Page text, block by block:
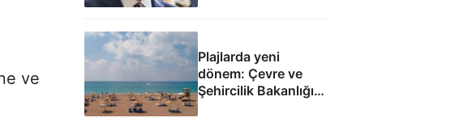
ve
Plajlarda yeni
dönem: Çevre ve
Şehircilik Bakanlığı
yetkilendirildi